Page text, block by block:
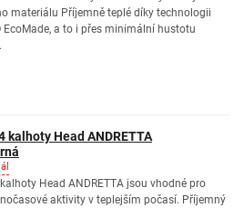
materiálu Příjemně teplé díky technologii
a to i přes minimální hustotu
kalhoty Head ANDRETTA
Head ANDRETTA jsou vhodné pro
aktivity v teplejším počasí. Příjemný